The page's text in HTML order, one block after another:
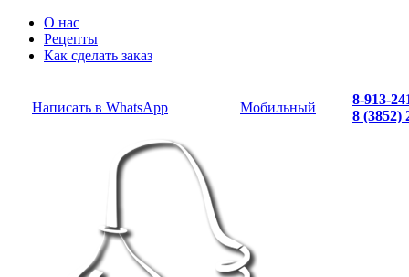
О нас
Рецепты
Как сделать заказ
Написать в WhatsApp Мобильный
8-913-
8 (3852)